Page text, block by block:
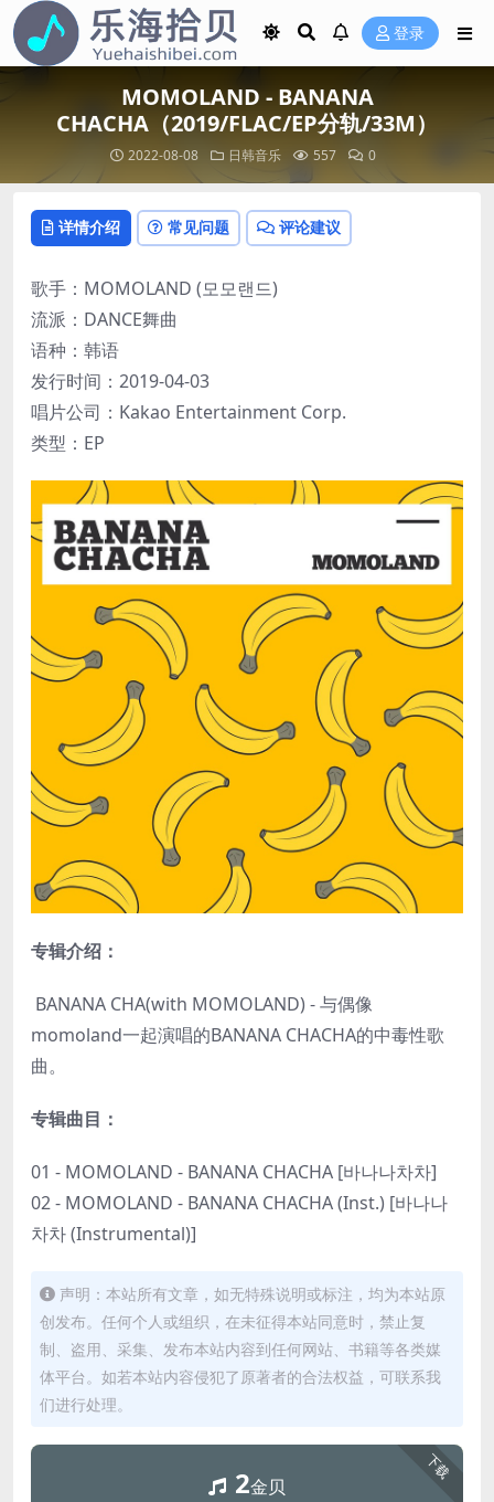
登录
MOMOLAND - BANANA
CHACHA（2019/FLAC/EP分轨/33M）
2022-08-08 日韩音乐 557 0
详情介绍 常见问题 评论建议
歌手：MOMOLAND (모모랜드)
流派：DANCE舞曲
语种：韩语
发行时间：2019-04-03
唱片公司：Kakao Entertainment Corp.
类型：EP
专辑介绍：
BANANA CHA(with MOMOLAND) - 与偶像
momoland一起演唱的BANANA CHACHA的中毒性歌
曲。
专辑曲目：
01 - MOMOLAND - BANANA CHACHA [바나나차차]
02 - MOMOLAND - BANANA CHACHA (Inst.) [바나나
차차 (Instrumental)]
声明：本站所有文章，如无特殊说明或标注，均为本站原
创发布。任何个人或组织，在未征得本站同意时，禁止复
制、盗用、采集、发布本站内容到任何网站、书籍等各类媒
体平台。如若本站内容侵犯了原著者的合法权益，可联系我
们进行处理。
下载
2金贝